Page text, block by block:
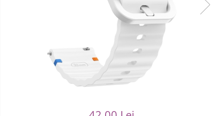
Ceasuri Q&Q
Ceasuri Reflex
Scule Speciale
Suporti de Lucru